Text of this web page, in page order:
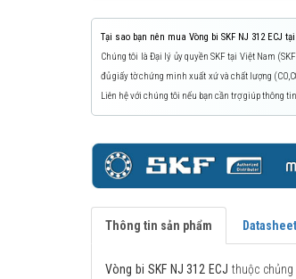
Tại sao bạn nên mua Vòng bi SKF NJ 312 ECJ
Chúng tôi là Đại lý ủy quyền SKF tại Việt Nam
đủ giấy tờ chứng minh xuất xứ và chất lượng
Liên hệ với chúng tôi nếu bạn cần trợ giúp thông
Thông tin sản phẩm Datasheet
Vòng bi SKF NJ 312 ECJ thuộc